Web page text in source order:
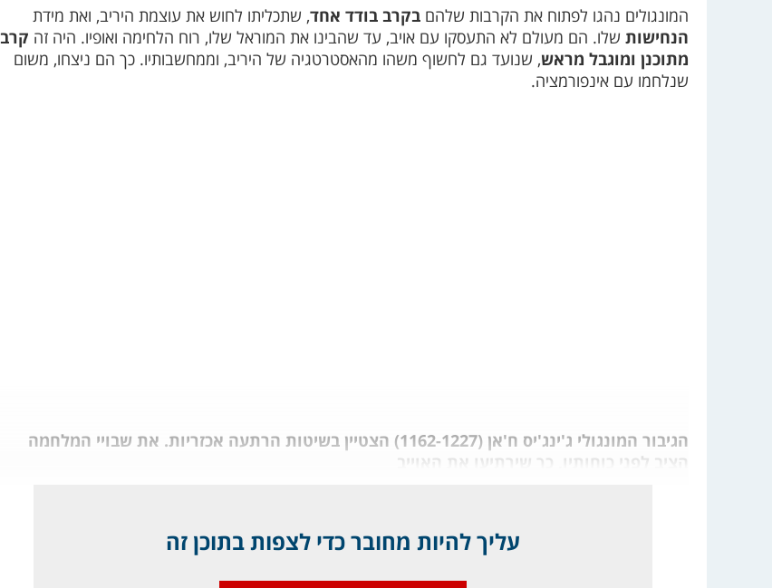
המונגולים נהגו לפתוח את הקרבות שלהם בקרב בודד אחד, שתכליתו לחוש את עוצמת היריב, ואת מידת
הנחישות שלו. הם מעולם לא התעסקו עם אויב, עד שהבינו את המוראל שלו, רוח הלחימה ואופיו. היה זה קרב
מתוכנן ומוגבל מראש, שנועד גם לחשוף משהו מהאסטרטגיה של היריב, וממחשבותיו. כך הם ניצחו, משום
שנלחמו עם אינפורמציה.
הגיבור המונגולי ג'ינג'יס ח'אן (1162-1227) הצטיין בשיטות הרתעה אכזריות. את שבויי המלחמה
הציב לפני כוחותיו, כך שירתיעו את האוייב
עליך להיות מחובר כדי לצפות בתוכן זה